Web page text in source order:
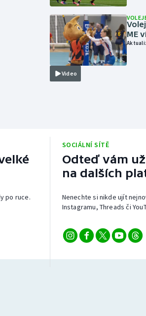
Video
ME
po ruce.
SOCIÁLNÍ SÍTĚ
Odteď vám
na dalších
Nenechte si nikde ujít
Instagramu, Threads či